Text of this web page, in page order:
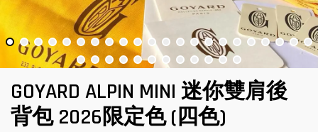
GOYARD ALPIN MINI 迷你雙肩後
背包 2026限定色 (四色)